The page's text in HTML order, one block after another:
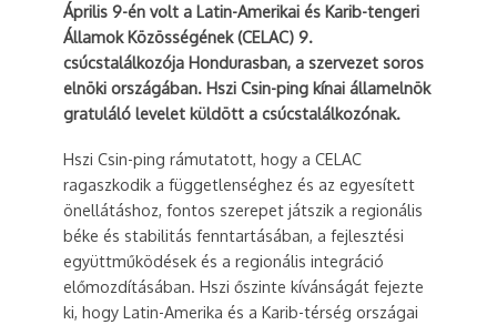
Április 9-én volt a Latin-Amerikai és Karib-tengeri
Államok Közösségének (CELAC) 9.
csúcstalálkozója Hondurasban, a szervezet soros
elnöki országában. Hszi Csin-ping kínai államelnök
gratuláló levelet küldött a csúcstalálkozónak.
Hszi Csin-ping rámutatott, hogy a CELAC
ragaszkodik a függetlenséghez és az egyesített
önellátáshoz, fontos szerepet játszik a regionális
béke és stabilitás fenntartásában, a fejlesztési
együttműködések és a regionális integráció
előmozdításában. Hszi őszinte kívánságát fejezte
ki, hogy Latin-Amerika és a Karib-térség országai